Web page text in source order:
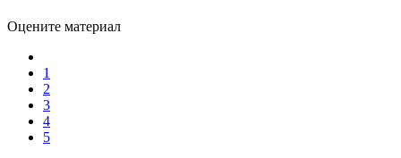
Оцените материал
1
2
3
4
5